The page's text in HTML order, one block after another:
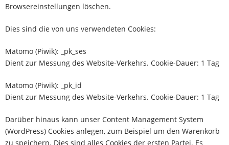
Browsereinstellungen löschen.
Dies sind die von uns verwendeten Cookies:
Matomo (Piwik): _pk_ses
Dient zur Messung des Website-Verkehrs. Cookie-Dauer: 1 Tag
Matomo (Piwik): _pk_id
Dient zur Messung des Website-Verkehrs. Cookie-Dauer: 1 Tag
Darüber hinaus kann unser Content Management System
(WordPress) Cookies anlegen, zum Beispiel um den Warenkorb
zu speichern. Dies sind alles Cookies der ersten Partei. Es